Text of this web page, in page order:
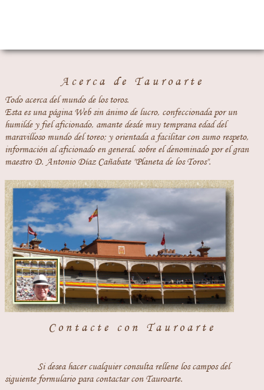
Acerca de Tauroarte
Todo acerca del mundo de los toros.
Esta es una página Web sin ánimo de lucro, confeccionada por un
humilde y fiel aficionado, amante desde muy temprana edad del
maravilloso mundo del toreo; y orientada a facilitar con sumo respeto,
información al aficionado en general, sobre el denominado por el gran
maestro D. Antonio Díaz Cañabate "Planeta de los Toros".
Contacte con Tauroarte
Si desea hacer cualquier consulta rellene los campos del
siguiente formulario para contactar con Tauroarte.